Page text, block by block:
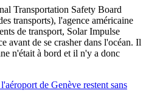
Transportation Safety Board
transports), l'agence américaine
de transport, Solar Impulse
avant de se crasher dans l'océan. Il
n'était à bord et il n'y a donc
de Genève restent sans